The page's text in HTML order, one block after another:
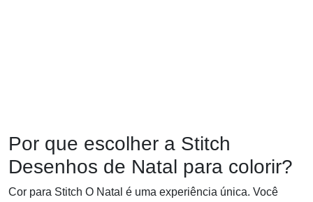
Por que escolher a Stitch
Desenhos de Natal para colorir?
Cor para Stitch O Natal é uma experiência única. Você